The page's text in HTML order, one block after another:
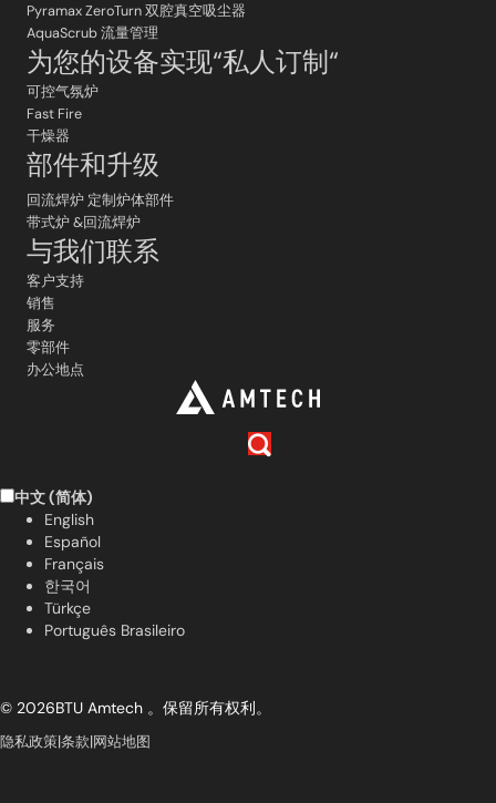
Pyramax ZeroTurn 双腔真空吸尘器
AquaScrub 流量管理
为您的设备实现“私人订制“
可控气氛炉
Fast Fire
干燥器
部件和升级
回流焊炉 定制炉体部件
带式炉 &回流焊炉
与我们联系
客户支持
销售
服务
零部件
办公地点
中文 (简体)
English
Español
Français
한국어
Türkçe
Português Brasileiro
© 2026BTU Amtech 。保留所有权利。
隐私政策|条款|网站地图